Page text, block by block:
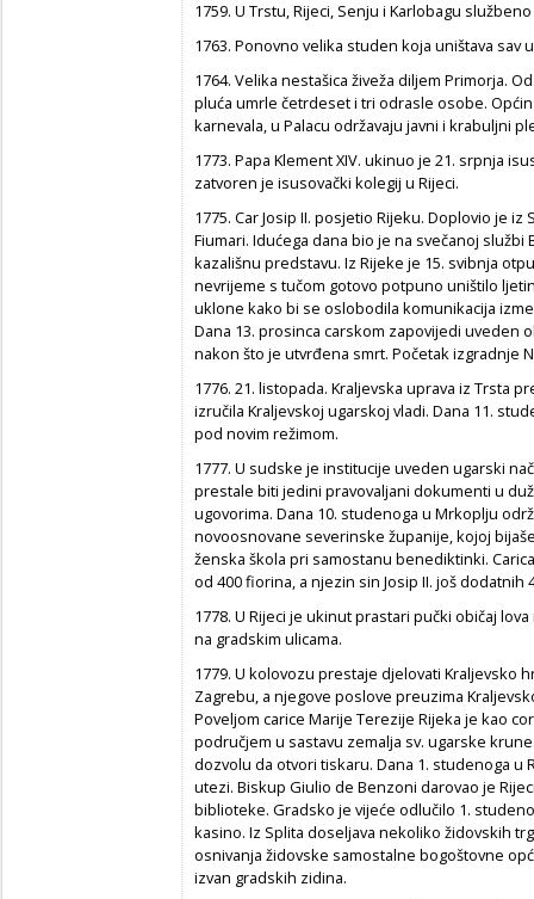
1759. U Trstu, Rijeci, Senju i Karlobagu
1763. Ponovno velika studen koja uništava sav
1764. Velika nestašica živeža diljem Primorja.
pluća umrle četrdeset i tri odrasle osobe.
karnevala, u Palacu održavaju javni i krabuljni
1773. Papa Klement XIV. ukinuo je 21. srpnja
zatvoren je isusovački kolegij u Rijeci.
1775. Car Josip II. posjetio Rijeku. Doplovio je
Fiumari. Idućega dana bio je na svečanoj
kazališnu predstavu. Iz Rijeke je 15. svibnja
nevrijeme s tučom gotovo potpuno uništilo
uklone kako bi se oslobodila komunikacija
Dana 13. prosinca carskom zapovijedi uveden
nakon što je utvrđena smrt. Početak izgradnje
1776. 21. listopada. Kraljevska uprava iz Trsta
izručila Kraljevskoj ugarskoj vladi. Dana 11.
pod novim režimom.
1777. U sudske je institucije uveden ugarski
prestale biti jedini pravovaljani dokumenti u
ugovorima. Dana 10. studenoga u Mrkoplju
novoosnovane severinske županije, kojoj
ženska škola pri samostanu benediktinki.
od 400 fiorina, a njezin sin Josip II. još dodatnih
1778. U Rijeci je ukinut prastari pučki običaj
na gradskim ulicama.
1779. U kolovozu prestaje djelovati Kraljevsko
Zagrebu, a njegove poslove preuzima
Poveljom carice Marije Terezije Rijeka je kao
područjem u sastavu zemalja sv. ugarske
dozvolu da otvori tiskaru. Dana 1. studenoga
utezi. Biskup Giulio de Benzoni darovao je
biblioteke. Gradsko je vijeće odlučilo 1.
kasino. Iz Splita doseljava nekoliko židovskih
osnivanja židovske samostalne bogoštovne
izvan gradskih zidina.